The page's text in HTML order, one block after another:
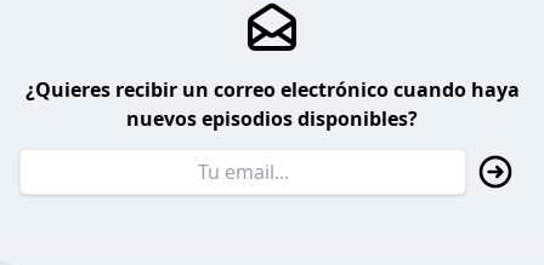
¿Quieres recibir un correo electrónico cuando haya
nuevos episodios disponibles?